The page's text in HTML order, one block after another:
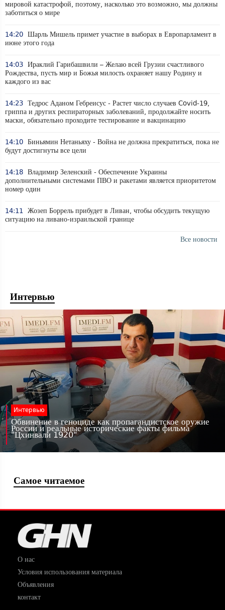
мировой катастрофой, поэтому, насколько это возможно, мы должны
заботиться о мире
14:20 Шарль Мишель примет участие в выборах в Европарламент в
июне этого года
14:03 Ираклий Гарибашвили – Желаю всей Грузии счастливого
Рождества, пусть мир и Божья милость охраняет нашу Родину и
каждого из вас
14:23 Тедрос Аданом Гебреисус - Растет число случаев Covid-19,
гриппа и других респираторных заболеваний, продолжайте носить
маски, обязательно проходите тестирование и вакцинацию
14:10 Биньямин Нетаньяху - Война не должна прекратиться, пока не
будут достигнуты все цели
14:18 Владимир Зеленский - Обеспечение Украины
дополнительными системами ПВО и ракетами является приоритетом
номер один
14:11 Жозеп Боррель прибудет в Ливан, чтобы обсудить текущую
ситуацию на ливано-израильской границе
Все новости
Интервью
Интервью
Обвинение в геноциде как пропагандистское оружие
России и реальные исторические факты фильма
"Цхинвали 1920"
Самое читаемое
О нас
Условия использования материала
Объявления
контакт